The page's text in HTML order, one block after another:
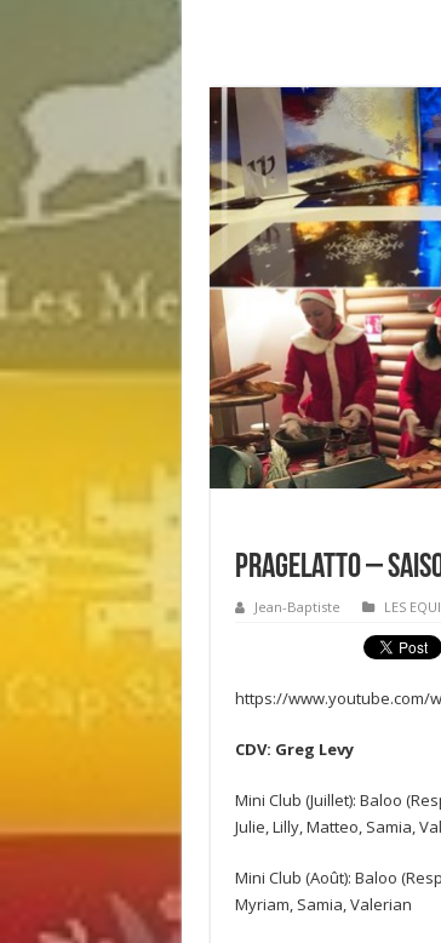
Pragelatto –
Jean-Baptiste LES
https://www.youtube.com/
CDV: Greg Levy
Mini Club (Juillet): Baloo
Julie, Lilly, Matteo, Samia,
Mini Club (Août): Baloo
Myriam, Samia, Valerian